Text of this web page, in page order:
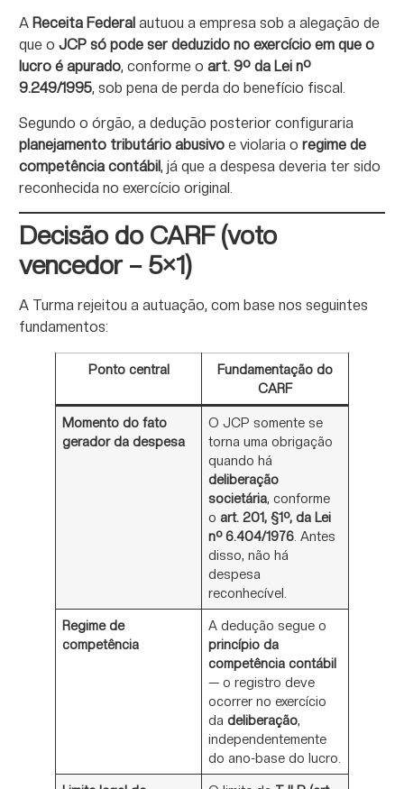
A Receita Federal autuou a empresa sob a alegação de
que o JCP só pode ser deduzido no exercício em que o
lucro é apurado, conforme o art. 9º da Lei nº
9.249/1995, sob pena de perda do benefício fiscal.
Segundo o órgão, a dedução posterior configuraria
planejamento tributário abusivo e violaria o regime de
competência contábil, já que a despesa deveria ter sido
reconhecida no exercício original.
Decisão do CARF (voto
vencedor – 5×1)
A Turma rejeitou a autuação, com base nos seguintes
fundamentos:
Ponto central
Fundamentação do
CARF
Momento do fato
gerador da despesa
O JCP somente se
torna uma obrigação
quando há
deliberação
societária, conforme
oart. 201, §1º, da Lei
nº 6.404/1976 . Antes
disso, não há
despesa
reconhecível.
Regime de
competência
A dedução segue o
princípio da
competência contábil
— o registro deve
ocorrer no exercício
dadeliberação,
independentemente
do ano-base do lucro.